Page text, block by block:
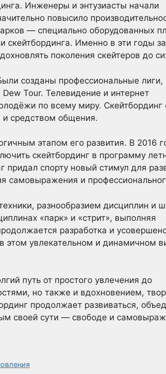
Инженеры и энтузиасты начали
повысило
— специально оборудованных
Именно в эти годы
поколения скейтеров до
созданы профессиональные лиги,
Tour. Телевидение и интернет
по всему миру. Скейтбординг
средством общения.
этапом его развития. В 2016
скейтбординг в программу
придал спорту новый стимул для
самовыражения и
разнообразием дисциплин и
«парк» и «стрит», выполняя
разработка и
этом увлекательном и динамичном
путь от простого увлечения до
но также и вдохновением,
продолжает развиваться,
своей сути — свободе и